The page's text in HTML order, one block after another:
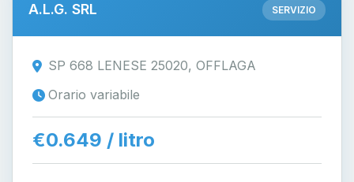
A.L.G. SRL SERVIZIO
SP 668 LENESE 25020, OFFLAGA
Orario variabile
€0.649 / litro